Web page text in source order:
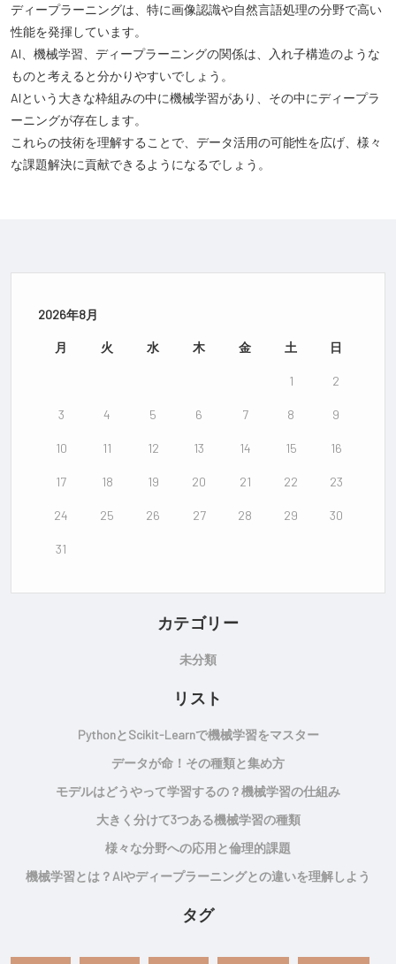
ディープラーニングは、特に画像認識や自然言語処理の分野で高い
性能を発揮しています。
AI、機械学習、ディープラーニングの関係は、入れ子構造のような
ものと考えると分かりやすいでしょう。
AIという大きな枠組みの中に機械学習があり、その中にディープラ
ーニングが存在します。
これらの技術を理解することで、データ活用の可能性を広げ、様々
な課題解決に貢献できるようになるでしょう。
2026年8月
月 火 水 木 金 土 日
1 2
3 4 5 6 7 8 9
10 11 12 13 14 15 16
17 18 19 20 21 22 23
24 25 26 27 28 29 30
31
カテゴリー
未分類
リスト
Pythonとscikit-Learnで機械学習をマスター
データが命！その種類と集め方
モデルはどうやって学習するの？機械学習の仕組み
大きく分けて3つある機械学習の種類
様々な分野への応用と倫理的課題
機械学習とは？AIやディープラーニングとの違いを理解しよう
タグ